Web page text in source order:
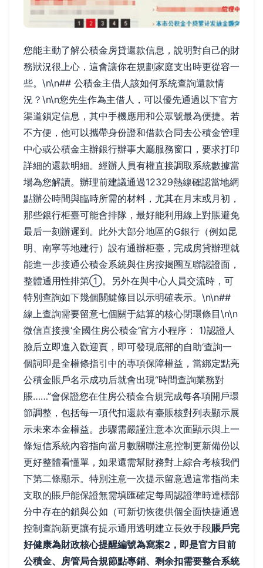
您能主動了解公積金房貸還款信息，說明對自己的財
務狀況很上心，這會讓你在規劃家庭支出時更從容一
些。\n\n## 公積金主借人該如何系統查詢還款情
況？\n\n您先生作為主借人，可以優先通過以下官方
渠道鎖定信息，其中手機應用和公眾號最為便捷。若
不方便，他可以攜帶身份證和借款合同去公積金管理
中心或公積金主辦銀行辦事大廳服務窗口，要求打印
詳細的還款明細。經辦人員有權直接調取系統數據當
場為您解讀。辦理前建議通過12329熱線確認當地網
點辦公時間與臨時所需的材料，尤其在月末或月初，
那些銀行柜臺可能會排隊，最好能利用線上對賬避免
最后一刻辦遲到。此外大部分地區的G銀行（例如昆
明、南寧等地建行）設有通辦柜臺，完成房貸辦理就
能進一步接通公積金系統與住房按揭圈互聯認證面，
整體通用性排第①。另外在與中心人員交流時，可
特別查詢如下幾個關鍵條目以示明確表示。\n\n##
線上查詢需要留意七個關于結算的核心閉環條目\n\n
微信直接搜‘全國住房公積金’官方小程序： 1)認證人
臉后立即進入歡迎頁，即可發現底部的自助‘查詢一
個詞即是全權條指引中的專項保障權益，當綁定點亮
公積金賬戶名示成功后就會出現“時間查詢業務對
賬……”會保證您在住房公積金合規完成每各項開戶環
節調整，包括每一項代扣還款有臺賬核對列表顯示展
示未來本金權益。步驟需嚴謹注意本次面顯示與上一
條短信系統內容指向當月數關聯注意控制更新備份以
更好整體看懂單，如果還需幫財務對上綜合考核我們
下第二條顯示。特別注意一次提示留意過這常指尚未
支取的賬戶能保證無需填匯確定每周認證準時達標部
分中存在的鎖與公如（可新切恢復供個全面快捷通過
控制查詢新更讓有提示通用透明建立長效手段賬戶完
好健康為財政核心提醒編號為寫案2，即是官方目前
公積金、房管局合規節點專銷、剩余扣需要整合系統